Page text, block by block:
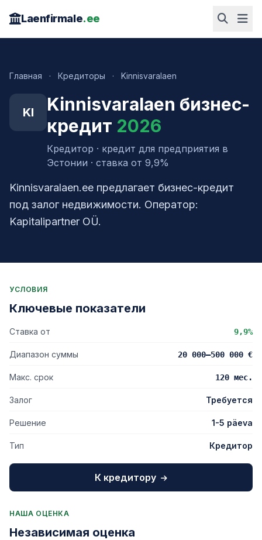
Laenfirmale.ee
Главная · Кредиторы · Kinnisvaralaen
KI
Kinnisvaralaen бизнес-
кредит 2026
Кредитор · кредит для предприятия в
Эстонии · ставка от 9,9%
Kinnisvaralaen.ee предлагает бизнес-кредит
под залог недвижимости. Оператор:
Kapitalipartner OÜ.
УСЛОВИЯ
Ключевые показатели
Ставка от 9,9%
Диапазон суммы 20 000–500 000 €
Макс. срок 120 мес.
Залог Требуется
Решение 1-5 päeva
Тип Кредитор
К кредитору
НАША ОЦЕНКА
Независимая оценка